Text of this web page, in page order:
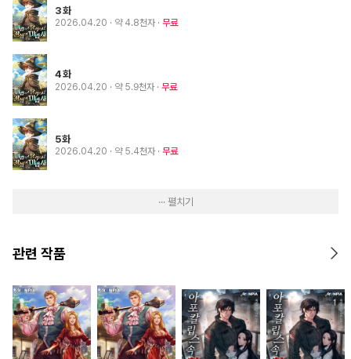
3화
2026.04.20 · 약 4.8천자 무료
4화
2026.04.20 · 약 5.9천자 무료
5화
2026.04.20 · 약 5.4천자 무료
··· 펼치기
관련 작품